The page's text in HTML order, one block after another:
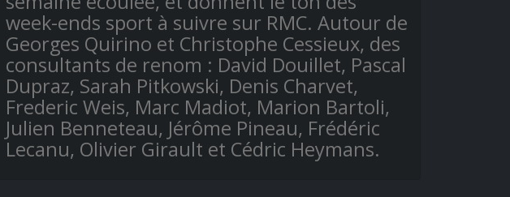
week-ends sport à suivre sur RMC. Autour de
Georges Quirino et Christophe Cessieux, des
consultants de renom : David Douillet, Pascal
Dupraz, Sarah Pitkowski, Denis Charvet,
Frederic Weis, Marc Madiot, Marion Bartoli,
Julien Benneteau, Jérôme Pineau, Frédéric
Lecanu, Olivier Girault et Cédric Heymans.